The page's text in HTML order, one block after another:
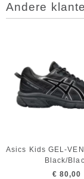
Andere
Asics Kids GEL-
Black/
€ 80,00